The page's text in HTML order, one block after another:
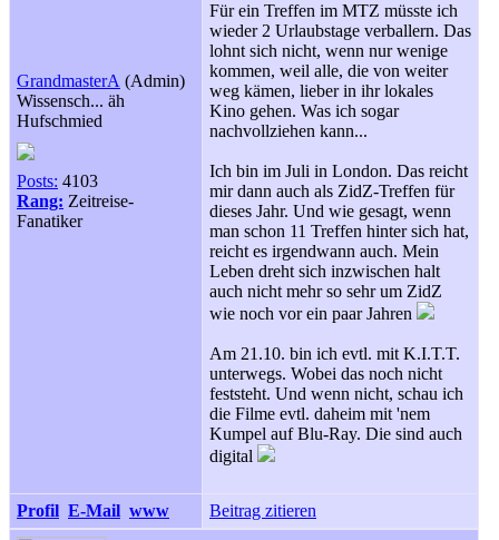
GrandmasterA (Admin)
Wissensch... äh
Hufschmied
Posts: 4103
Rang: Zeitreise-
Fanatiker
Für ein Treffen im MTZ müsste ich
wieder 2 Urlaubstage verballern. Das
lohnt sich nicht, wenn nur wenige
kommen, weil alle, die von weiter
weg kämen, lieber in ihr lokales
Kino gehen. Was ich sogar
nachvollziehen kann...
Ich bin im Juli in London. Das reicht
mir dann auch als ZidZ-Treffen für
dieses Jahr. Und wie gesagt, wenn
man schon 11 Treffen hinter sich hat,
reicht es irgendwann auch. Mein
Leben dreht sich inzwischen halt
auch nicht mehr so sehr um ZidZ
wie noch vor ein paar Jahren
Am 21.10. bin ich evtl. mit K.I.T.T.
unterwegs. Wobei das noch nicht
feststeht. Und wenn nicht, schau ich
die Filme evtl. daheim mit 'nem
Kumpel auf Blu-Ray. Die sind auch
digital
Profil E-Mail www Beitrag zitieren